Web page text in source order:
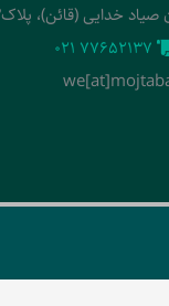
صیاد خدایی (قائن)، پلاک43
‭021 77652137‬